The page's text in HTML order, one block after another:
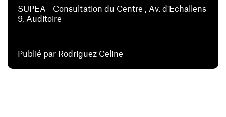
SUPEA - Consultation du Centre , Av. d'Echallens
9, Auditoire
Publié par Rodriguez Celine